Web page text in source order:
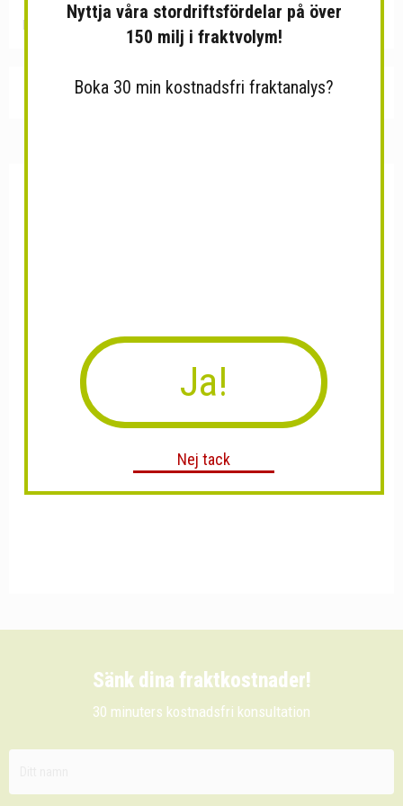
Partihandel med inspelade band och skivor för musik och bild
123456Nästa Sista
Sänk dina fraktkostnader!
30 minuters kostnadsfri konsultation
Nyttja våra stordriftsfördelar på över
150 milj i fraktvolym!
Boka 30 min kostnadsfri fraktanalys?
Ja!
Nej tack